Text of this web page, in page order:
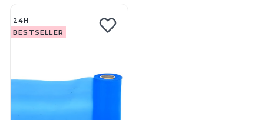
24H
BESTSELLER